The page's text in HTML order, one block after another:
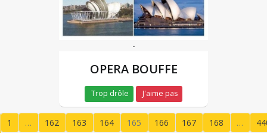
-
OPERA BOUFFE
Trop drôle J'aime pas
1 … 162 163 164
165
166 167 168 …